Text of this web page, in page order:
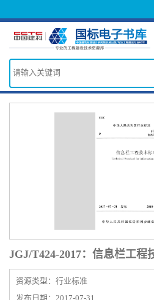
JGJ/T424-2017：信息栏工程
资源类型：行业标准
发布日期：2017-07-31